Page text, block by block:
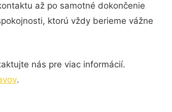
až po samotné dokončenie
ktorú vždy berieme vážne
nás pre viac informácií.
.